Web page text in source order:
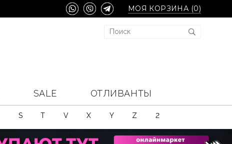
МОЯ КОРЗИНА (0)
SALE ОТЛИВАНТЫ
S T V X Y Z 2